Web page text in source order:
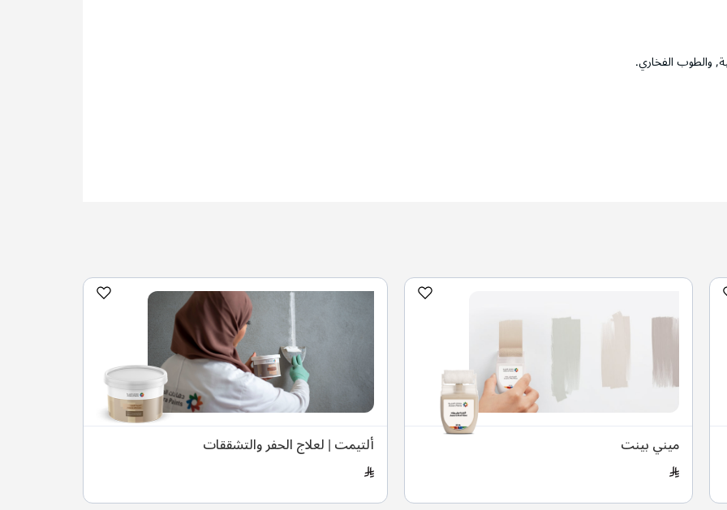
والطوب الفخاري.
ميني بينت ألتيمت | لعلاج الحفر والتشققات